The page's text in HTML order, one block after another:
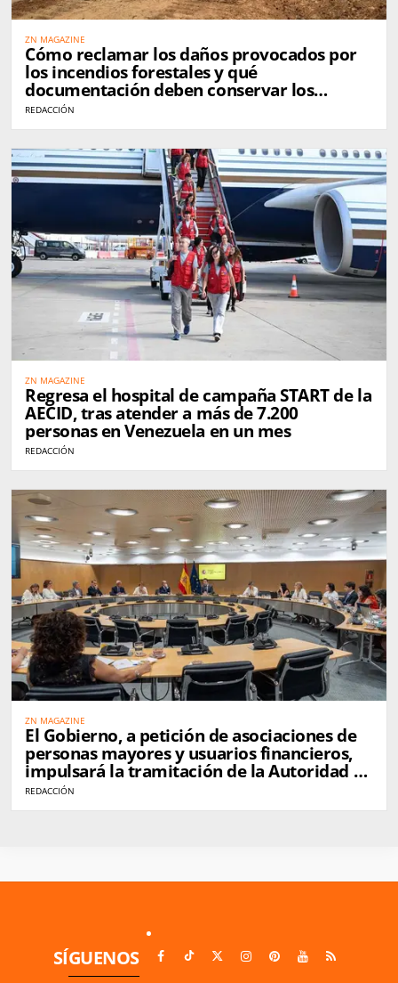
ZN MAGAZINE
Cómo reclamar los daños provocados por
los incendios forestales y qué
documentación deben conservar los
afectados
REDACCIÓN
ZN MAGAZINE
Regresa el hospital de campaña START de la
AECID, tras atender a más de 7.200
personas en Venezuela en un mes
REDACCIÓN
ZN MAGAZINE
El Gobierno, a petición de asociaciones de
personas mayores y usuarios financieros,
impulsará la tramitación de la Autoridad de
Defensa del Cliente Financiero en
septiembre
REDACCIÓN
SÍGUENOS